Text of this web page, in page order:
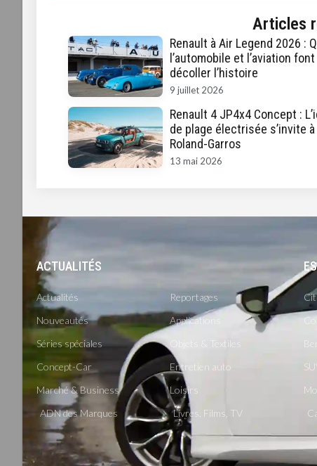
Articles
Renault à Air Legend 2026 :
l’automobile et l’aviation font
décoller l’histoire
9 juillet 2026
Renault 4 JP4x4 Concept :
de plage électrisée s’invite à
Roland-Garros
13 mai 2026
ACTUALITÉS
Actualités
Nouveautés
Séries spéciales
Concept-Car
Marché & Business
ADN des Marques
Reportages
Applications
Objets & Textiles
Entretien auto
Loisirs
Livres, Films, TV